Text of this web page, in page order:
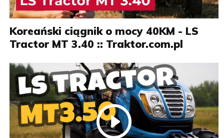
Koreański ciągnik o mocy 40KM - LS
Tractor MT 3.40 :: Traktor.com.pl